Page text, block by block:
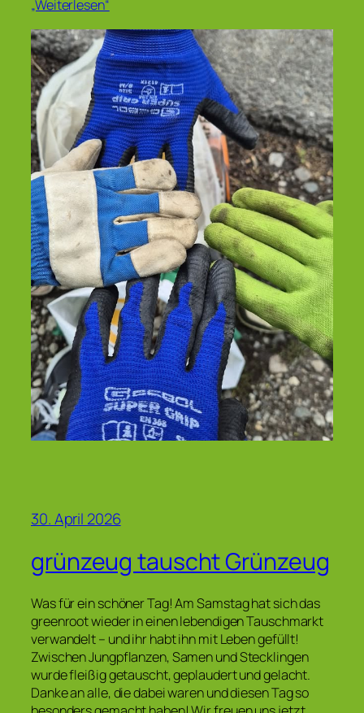
„Weiterlesen“
30. April 2026
grünzeug tauscht Grünzeug
Was für ein schöner Tag! Am Samstag hat sich das
greenroot wieder in einen lebendigen Tauschmarkt
verwandelt – und ihr habt ihn mit Leben gefüllt!
Zwischen Jungpflanzen, Samen und Stecklingen
wurde fleißig getauscht, geplaudert und gelacht.
Danke an alle, die dabei waren und diesen Tag so